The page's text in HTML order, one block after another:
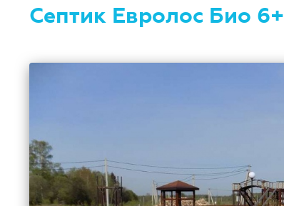
Септик Евролос Био 6+